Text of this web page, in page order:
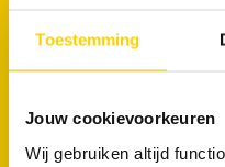
Toestemming
Jouw cookievoorkeuren
Wij gebruiken altijd
verstoppingen en lekkages,
verwijderen en verkleint de
en onverwachte kosten.